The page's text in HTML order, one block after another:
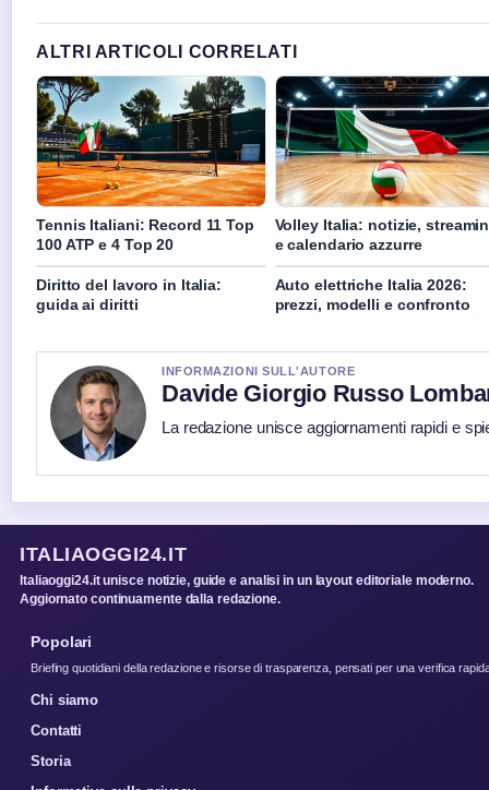
ALTRI ARTICOLI CORRELATI
Tennis Italiani: Record 11 Top
100 ATP e 4 Top 20
Volley Italia: notizie,
e calendario azzurre
Diritto del lavoro in Italia:
guida ai diritti
Auto elettriche Italia 2026:
prezzi, modelli e confronto
INFORMAZIONI SULL'AUTORE
Davide Giorgio Russo
La redazione unisce aggiornamenti rapidi e
ITALIAOGGI24.IT
Italiaoggi24.it unisce notizie, guide e analisi in un layout editoriale moderno.
Aggiornato continuamente dalla redazione.
Popolari
Briefing quotidiani della redazione e risorse di trasparenza, pensati per una verifica
Chi siamo
Contatti
Storia